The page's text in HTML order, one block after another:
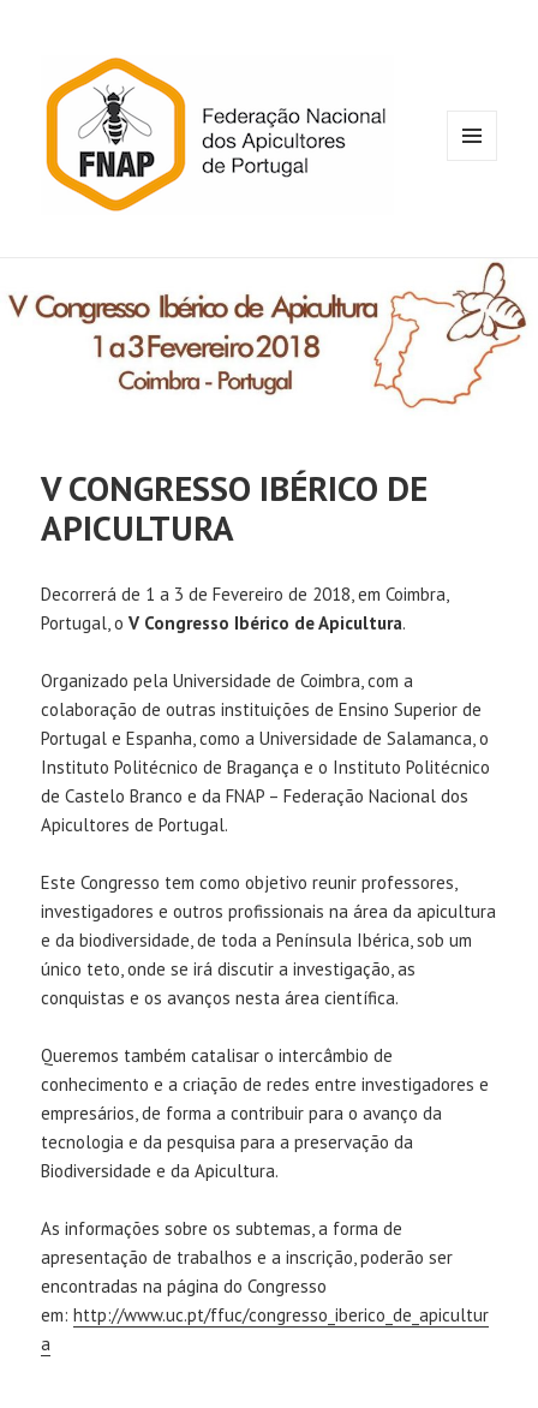
V CONGRESSO IBÉRICO DE
APICULTURA
Decorrerá de 1 a 3 de Fevereiro de 2018, em Coimbra,
Portugal, oV Congresso Ibérico de Apicultura.
Organizado pela Universidade de Coimbra, com a
colaboração de outras instituições de Ensino Superior de
Portugal e Espanha, como a Universidade de Salamanca, o
Instituto Politécnico de Bragança e o Instituto Politécnico
de Castelo Branco e da FNAP – Federação Nacional dos
Apicultores de Portugal.
Este Congresso tem como objetivo reunir professores,
investigadores e outros profissionais na área da apicultura
e da biodiversidade, de toda a Península Ibérica, sob um
único teto, onde se irá discutir a investigação, as
conquistas e os avanços nesta área científica.
Queremos também catalisar o intercâmbio de
conhecimento e a criação de redes entre investigadores e
empresários, de forma a contribuir para o avanço da
tecnologia e da pesquisa para a preservação da
Biodiversidade e da Apicultura.
As informações sobre os subtemas, a forma de
apresentação de trabalhos e a inscrição, poderão ser
encontradas na página do Congresso
em:http://www.uc.pt/ffuc/congresso_iberico_de_apicultur
a